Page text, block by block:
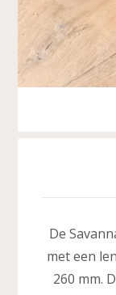
De
met een
260 mm.